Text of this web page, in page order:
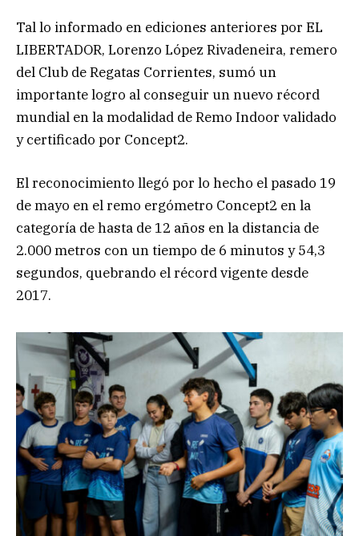
Tal lo informado en ediciones anteriores por EL
LIBERTADOR, Lorenzo López Rivadeneira, remero
del Club de Regatas Corrientes, sumó un
importante logro al conseguir un nuevo récord
mundial en la modalidad de Remo Indoor validado
y certificado por Concept2.
El reconocimiento llegó por lo hecho el pasado 19
de mayo en el remo ergómetro Concept2 en la
categoría de hasta de 12 años en la distancia de
2.000 metros con un tiempo de 6 minutos y 54,3
segundos, quebrando el récord vigente desde
2017.